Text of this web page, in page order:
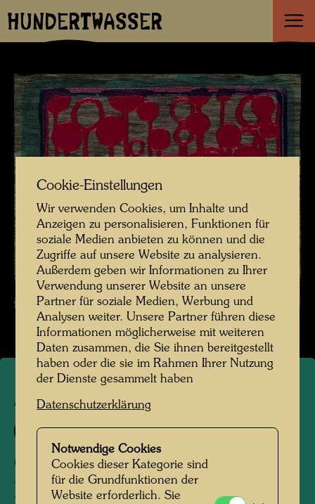
HUNDERTWASSER
APA 104
687 B
COLUMBUS RAINY DAY IN
INDIA
Cookie-Einstellungen
Wir verwenden Cookies, um Inhalte und
Anzeigen zu personalisieren, Funktionen für
soziale Medien anbieten zu können und die
Zugriffe auf unsere Website zu analysieren.
Außerdem geben wir Informationen zu Ihrer
Verwendung unserer Website an unsere
Partner für soziale Medien, Werbung und
Analysen weiter. Unsere Partner führen diese
Informationen möglicherweise mit weiteren
Daten zusammen, die Sie ihnen bereitgestellt
haben oder die sie im Rahmen Ihrer Nutzung
der Dienste gesammelt haben
Datenschutzerklärung
Notwendige Cookies
Cookies dieser Kategorie sind
für die Grundfunktionen der
Website erforderlich. Sie